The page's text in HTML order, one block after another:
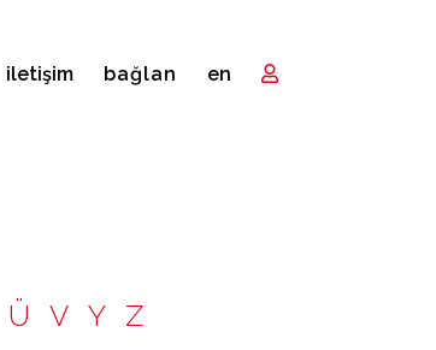
i̇letişim bağlan en
Ü V Y Z